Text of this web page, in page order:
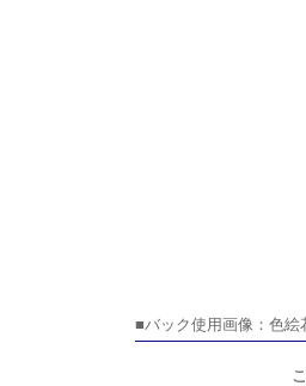
■バック使用画像：色